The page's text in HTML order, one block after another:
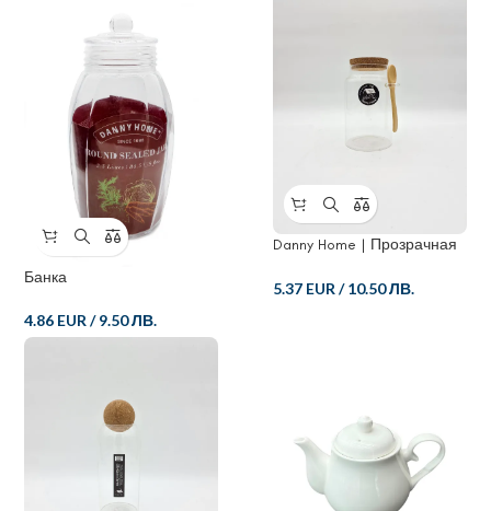
Банка
4.86 EUR /9.50 ЛВ.
Danny Home | Прозрачная
пищевых продуктов из
5.37 EUR /10.50 ЛВ.